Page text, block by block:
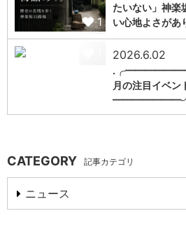
1
たいない」神楽
い心地よさがあ
2026.6.02
月の注目イ
━━━━━━━╯6
CATEGORY 記事カテゴリ
ニュース